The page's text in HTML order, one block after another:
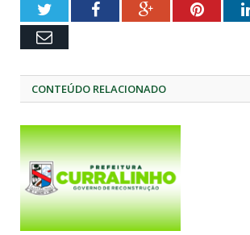
TwitterFacebookGoogle+
Email
CONTEÚDO RELACIONADO